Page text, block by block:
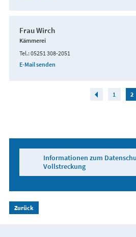
Frau Wirch
Kämmerei
Tel. 05251 308-2051
E-Mail senden
1 2
Informationen zum
Vollstreckung
Zurück